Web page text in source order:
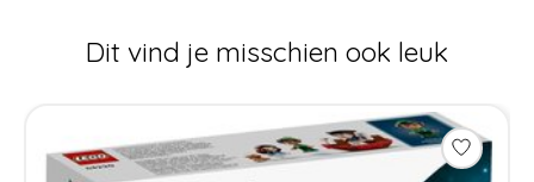
Dit vind je misschien ook leuk